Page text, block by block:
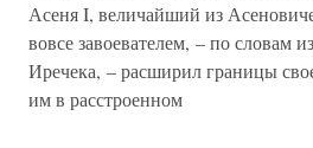
Асеня I, величайший из
вовсе завоевателем, – по словам
Иречека, – расширил границы
им в расстроенном